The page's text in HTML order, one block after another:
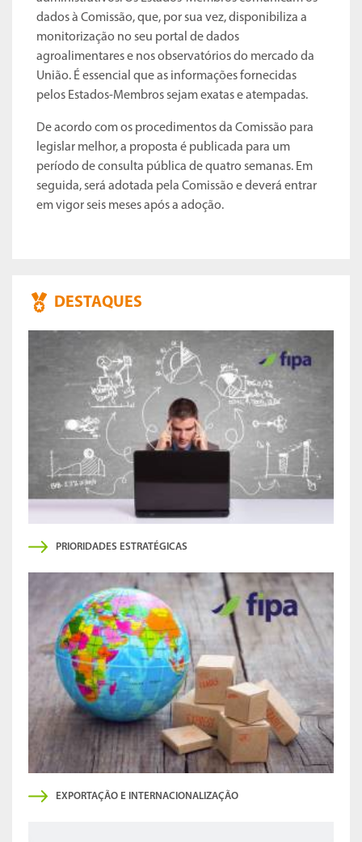
dados à Comissão, que, por sua vez, disponibiliza a
monitorização no seu portal de dados
agroalimentares e nos observatórios do mercado da
União. É essencial que as informações fornecidas
pelos Estados-Membros sejam exatas e atempadas.
De acordo com os procedimentos da Comissão para
legislar melhor, a proposta é publicada para um
período de consulta pública de quatro semanas. Em
seguida, será adotada pela Comissão e deverá entrar
em vigor seis meses após a adoção.
DESTAQUES
PRIORIDADES ESTRATÉGICAS
EXPORTAÇÃO E INTERNACIONALIZAÇÃO